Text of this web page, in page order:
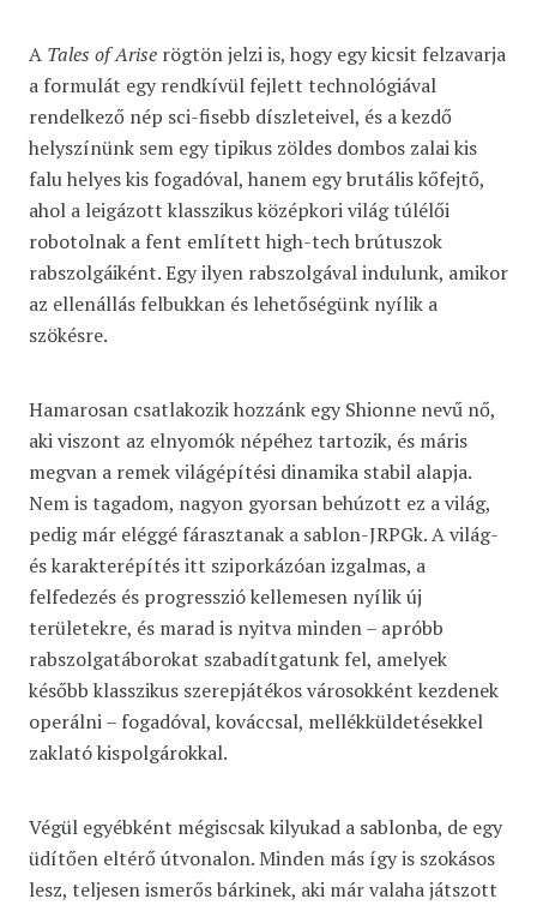
A Tales of Arise rögtön jelzi is, hogy egy kicsit felzavarja
a formulát egy rendkívül fejlett technológiával
rendelkező nép sci-fisebb díszleteivel, és a kezdő
helyszínünk sem egy tipikus zöldes dombos zalai kis
falu helyes kis fogadóval, hanem egy brutális kőfejtő,
ahol a leigázott klasszikus középkori világ túlélői
robotolnak a fent említett high-tech brútuszok
rabszolgáiként. Egy ilyen rabszolgával indulunk, amikor
az ellenállás felbukkan és lehetőségünk nyílik a
szökésre.
Hamarosan csatlakozik hozzánk egy Shionne nevű nő,
aki viszont az elnyomók népéhez tartozik, és máris
megvan a remek világépítési dinamika stabil alapja.
Nem is tagadom, nagyon gyorsan behúzott ez a világ,
pedig már eléggé fárasztanak a sablon-JRPGk. A világ-
és karakterépítés itt sziporkázóan izgalmas, a
felfedezés és progresszió kellemesen nyílik új
területekre, és marad is nyitva minden – apróbb
rabszolgatáborokat szabadítgatunk fel, amelyek
később klasszikus szerepjátékos városokként kezdenek
operálni – fogadóval, kováccsal, mellékküldetésekkel
zaklató kispolgárokkal.
Végül egyébként mégiscsak kilyukad a sablonba, de egy
üdítően eltérő útvonalon. Minden más így is szokásos
lesz, teljesen ismerős bárkinek, aki már valaha játszott